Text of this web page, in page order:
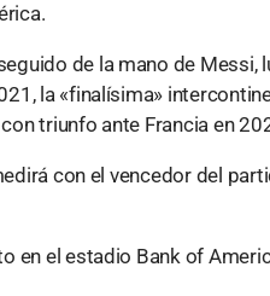
de la mano de Messi,
la «finalísima»
triunfo ante Francia en
con el vencedor del
en el estadio Bank of